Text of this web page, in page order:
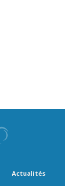
Actualités